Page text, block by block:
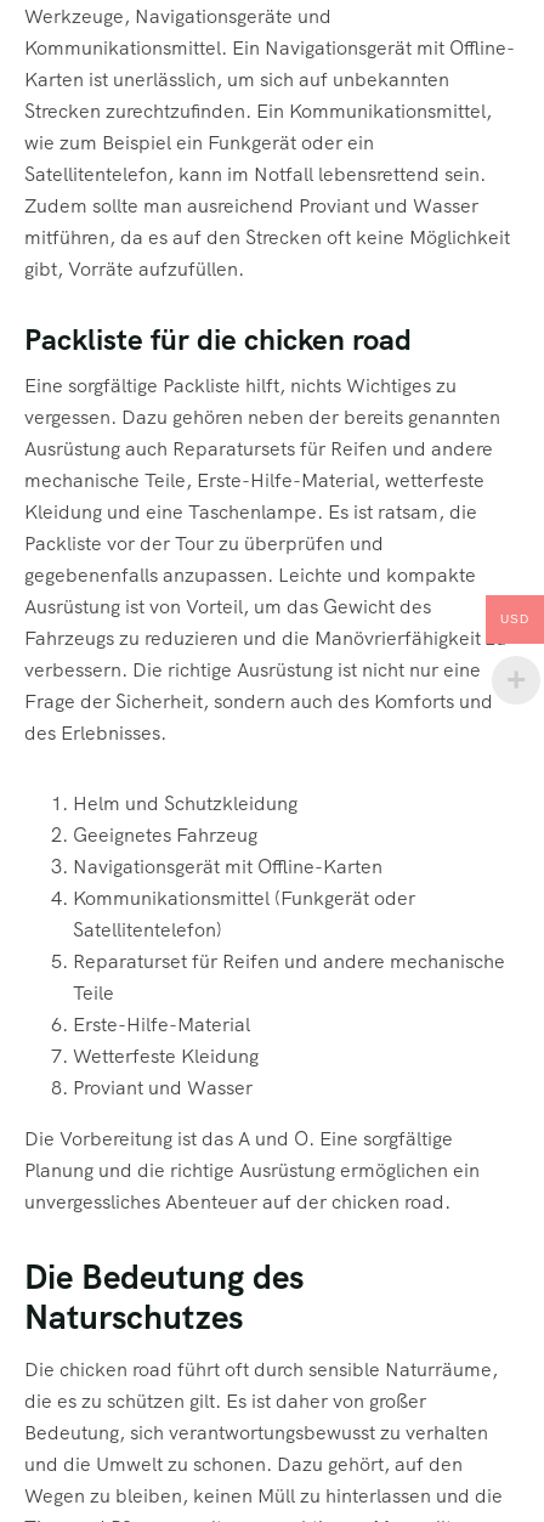
Werkzeuge, Navigationsgeräte und
Kommunikationsmittel. Ein Navigationsgerät mit Offline-
Karten ist unerlässlich, um sich auf unbekannten
Strecken zurechtzufinden. Ein Kommunikationsmittel,
wie zum Beispiel ein Funkgerät oder ein
Satellitentelefon, kann im Notfall lebensrettend sein.
Zudem sollte man ausreichend Proviant und Wasser
mitführen, da es auf den Strecken oft keine Möglichkeit
gibt, Vorräte aufzufüllen.
Packliste für die chicken road
Eine sorgfältige Packliste hilft, nichts Wichtiges zu
vergessen. Dazu gehören neben der bereits genannten
Ausrüstung auch Reparatursets für Reifen und andere
mechanische Teile, Erste-Hilfe-Material, wetterfeste
Kleidung und eine Taschenlampe. Es ist ratsam, die
Packliste vor der Tour zu überprüfen und
gegebenenfalls anzupassen. Leichte und kompakte
Ausrüstung ist von Vorteil, um das Gewicht des
Fahrzeugs zu reduzieren und die Manövrierfähigkeit zu
verbessern. Die richtige Ausrüstung ist nicht nur eine
Frage der Sicherheit, sondern auch des Komforts und
des Erlebnisses.
Helm und Schutzkleidung
Geeignetes Fahrzeug
Navigationsgerät mit Offline-Karten
Kommunikationsmittel (Funkgerät oder
Satellitentelefon)
Reparaturset für Reifen und andere mechanische
Teile
Erste-Hilfe-Material
Wetterfeste Kleidung
Proviant und Wasser
Die Vorbereitung ist das A und O. Eine sorgfältige
Planung und die richtige Ausrüstung ermöglichen ein
unvergessliches Abenteuer auf der chicken road.
Die Bedeutung des
Naturschutzes
Die chicken road führt oft durch sensible Naturräume,
die es zu schützen gilt. Es ist daher von großer
Bedeutung, sich verantwortungsbewusst zu verhalten
und die Umwelt zu schonen. Dazu gehört, auf den
Wegen zu bleiben, keinen Müll zu hinterlassen und die
USD